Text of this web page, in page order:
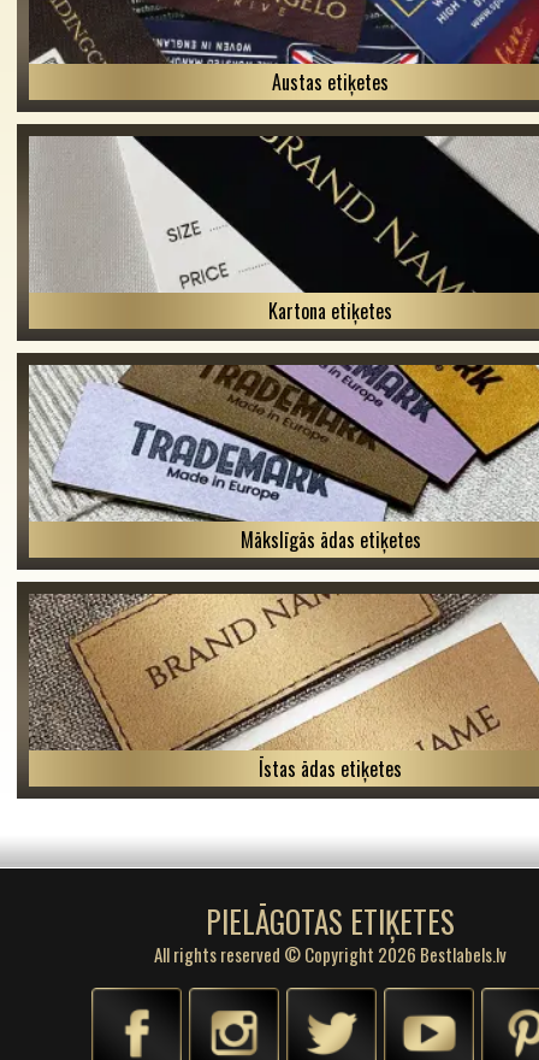
Austas etiķetes
Kartona etiķetes
Mākslīgās ādas etiķetes
Īstas ādas etiķetes
PIELĀGOTAS ETIĶETES
All rights reserved © Copyright 2026 Bestlabels.lv